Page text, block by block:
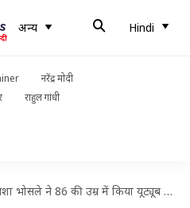
अन्य Hindi
नरेंद्र मोदी
राहुल गांधी
भोसले ने 86 की उम्र में किया यूट्यूब डेब्यू, इस गाने से की शुरुआत